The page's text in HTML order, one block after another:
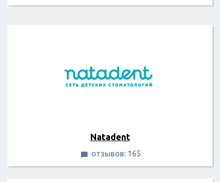
Natadent
 отзывов: 165